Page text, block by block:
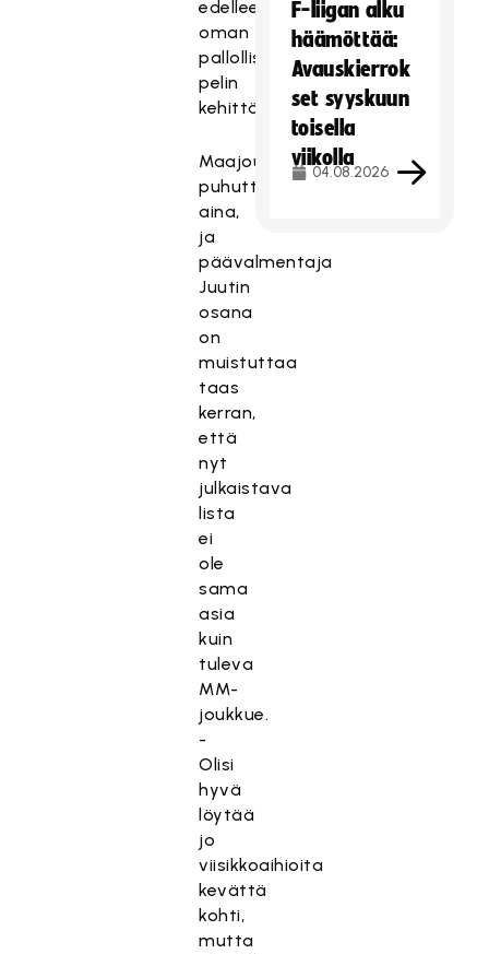
edelleen
oman
pallollisen
pelin
kehittämisessä.
Maajoukkuevalinnat
puhuttavat
aina,
ja
päävalmentaja
Juutin
osana
on
muistuttaa
taas
kerran,
että
nyt
julkaistava
lista
ei
ole
sama
asia
kuin
tuleva
MM-
joukkue.
-
Olisi
hyvä
löytää
jo
viisikkoaihioita
kevättä
kohti,
mutta
F-liigan alku
häämöttää:
Avauskierrok
set syyskuun
toisella
viikolla
04.08.2026